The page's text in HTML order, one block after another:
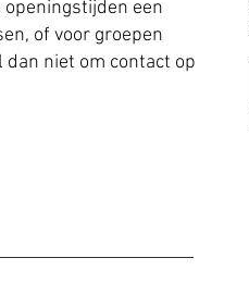
een
of voor groepen
dan niet om contact op